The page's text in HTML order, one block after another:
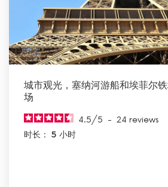
城市观光，塞纳河游船和埃菲尔
场
4.5/5 - 24 reviews
时长： 5 小时